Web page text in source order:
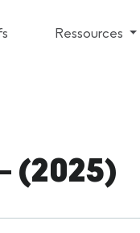
Ressources
(2025)